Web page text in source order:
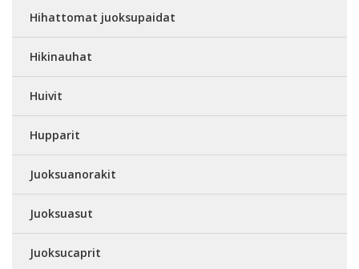
Hihattomat juoksupaidat
Hikinauhat
Huivit
Hupparit
Juoksuanorakit
Juoksuasut
Juoksucaprit